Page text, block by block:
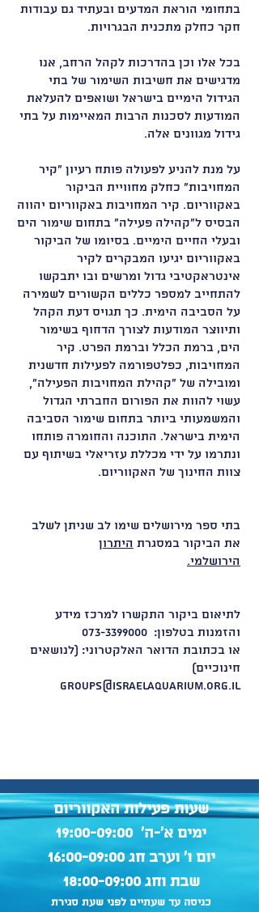
בתחומי הוראת המדעים ובעתיד גם עבודות
חקר כחלק מתכנית הבגרויות.
בכל אלו וכן בהדרכות לקהל הרחב, אנו
מדגישים את חשיבות השימור של בתי
הגידול הימיים בישראל ושואפים להעלאת
המודעות לסכנות הרבות המאיימות על בתי
גידול מגוונים אלה.
על מנת להניע לפעולה פותח רעיון "קיר
המחויבות" כחלק מחוויית הביקור
באקווריום. קיר המחויבות באקווריום יהווה
הבסיס ל"קהילה פעילה" בתחום שימור הים
ובעלי החיים הימיים. בסיומו של הביקור
באקווריום יגיעו המבקרים לקיר
אינטראקטיבי גדול ומרשים ובו יתבקשו
להתחייב למספר כללים הקשורים לשמירה
על הסביבה הימית. כך תגויס דעת הקהל
ותיווצר המודעות לצורך הדחוף בשימור
הים, ברמת הכלל וברמת הפרט. קיר
המחויבות, כפלטפורמה לפעילות חדשנית
ומובילה של "קהילת המחויבות הפעילה",
עשוי להוות את הפורום החברתי הגדול
והמשמעותי ביותר בתחום שימור הסביבה
הימית בישראל. התוכנה והחומרה פותחו
ונתרמו על ידי מכללת עזריאלי בשיתוף עם
צוות החינוך של האקווריום.
בתי ספר מירושלים שימו לב שניתן לשלב
את הביקור במסגרת היתרון
הירושלמי.
לתיאום ביקור התקשרו למרכז מידע
והזמנות בטלפון: 073-3399000
או בכתובת הדואר האלקטרוני: (לנושאים
חינוכיים)
groups@israelaquarium.org.il
שעות פעילות האקווריום
ימים א'-ה' 19:00-09:00
יום ו' וערב חג 16:00-09:00
שבת וחג 18:00-09:00
כניסה עד שעתיים לפני שעת סגירת